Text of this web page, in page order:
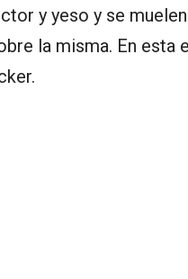
y yeso y se
la misma. En esta